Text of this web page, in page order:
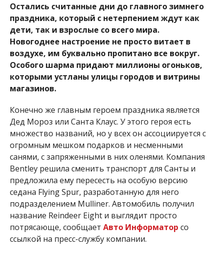
Остались считанные дни до главного зимнего
праздника, который с нетерпением ждут как
дети, так и взрослые со всего мира.
Новогоднее настроение не просто витает в
воздухе, им буквально пропитано все вокруг.
Особого шарма придают миллионы огоньков,
которыми устланы улицы городов и витрины
магазинов.
Конечно же главным героем праздника является
Дед Мороз или Санта Клаус. У этого героя есть
множество названий, но у всех он ассоциируется с
огромным мешком подарков и несменными
санями, с запряженными в них оленями. Компания
Bentley решила сменить транспорт для Санты и
предложила ему пересесть на особую версию
седана Flying Spur, разработанную для него
подразделением Mulliner. Автомобиль получил
название Reindeer Eight и выглядит просто
потрясающе, сообщает Авто Информатор со
ссылкой на пресс-службу компании.